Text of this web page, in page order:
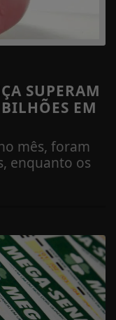
SUPERAM
EM
mês, foram
enquanto os